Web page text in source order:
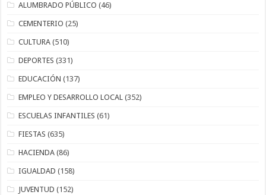
ALUMBRADO PÚBLICO (46)
CEMENTERIO (25)
CULTURA (510)
DEPORTES (331)
EDUCACIÓN (137)
EMPLEO Y DESARROLLO LOCAL (352)
ESCUELAS INFANTILES (61)
FIESTAS (635)
HACIENDA (86)
IGUALDAD (158)
JUVENTUD (152)